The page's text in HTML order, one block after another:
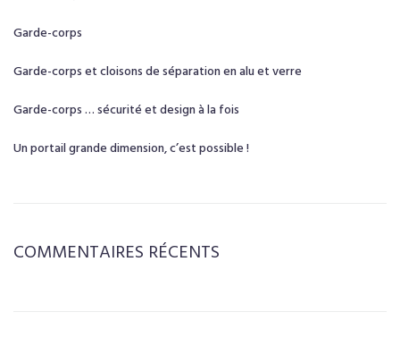
Garde-corps
Garde-corps et cloisons de séparation en alu et verre
Garde-corps … sécurité et design à la fois
Un portail grande dimension, c’est possible !
COMMENTAIRES RÉCENTS